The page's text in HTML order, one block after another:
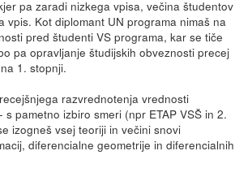
pa zaradi nizkega vpisa, večina študentov
vpis. Kot diplomant UN programa nimaš na
pred študenti VS programa, kar se tiče
pa opravljanje študijskih obveznosti precej
1. stopnji.
razvrednotenja vrednosti
s pametno izbiro smeri (npr ETAP VSŠ in 2.
izogneš vsej teoriji in večini snovi
diferencialne geometrije in diferencialnih